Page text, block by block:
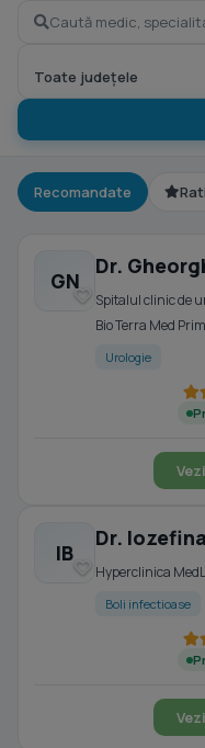
Recomandate
GN
Dr.
Spitalul clinic de
Bio Terra Med
Urologie
IB
Dr.
Hyperclinica
Boli infectioase